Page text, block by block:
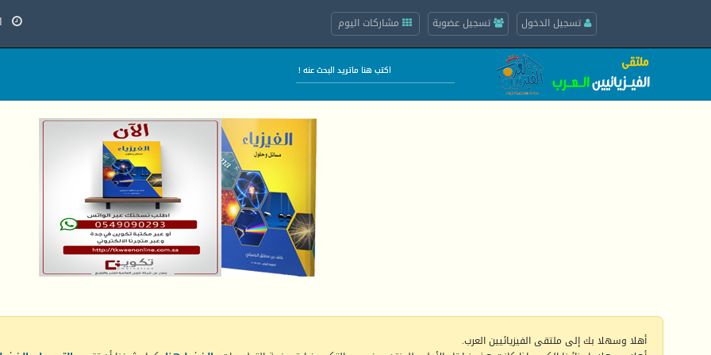
تسجيل الدخول تسجيل عضوية مشاركات اليوم
أهلا وسهلا بك إلى ملتقى الفيزيائيين العرب.